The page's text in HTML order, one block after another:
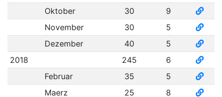
Oktober
30
9
November
30
5
Dezember
40
5
2018
245
6
Februar
35
5
Maerz
25 8